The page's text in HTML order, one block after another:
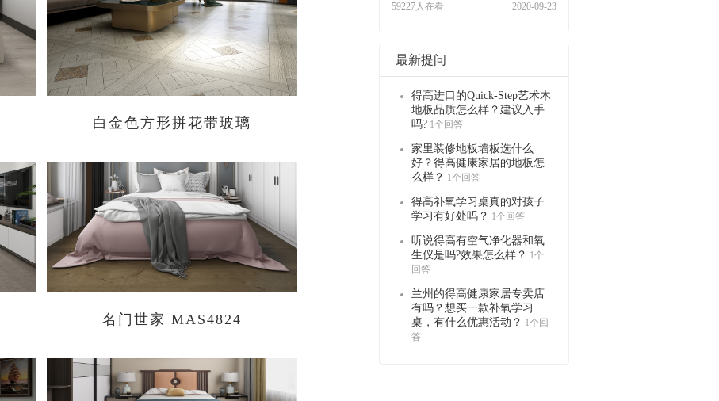
白金色方形拼花带玻璃
名门世家 MAS4824
59227人在看 2020-09-23
最新提问
得高进口的Quick-Step艺术木
地板品质怎么样？建议入手
吗? 1个回答
家里装修地板墙板选什么
好？得高健康家居的地板怎
么样？ 1个回答
得高补氧学习桌真的对孩子
学习有好处吗？ 1个回答
听说得高有空气净化器和氧
生仪是吗?效果怎么样？ 1个
回答
兰州的得高健康家居专卖店
有吗？想买一款补氧学习
桌，有什么优惠活动？ 1个回
答